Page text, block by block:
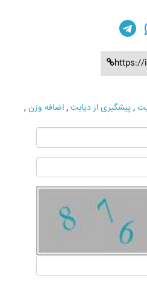
https://
,پیشگیری از دیابت,اضافه وزن,